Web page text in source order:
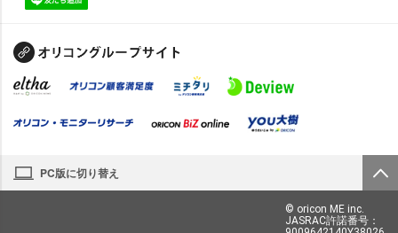
PC版に切り替え
© oricon ME inc.
JASRAC許諾番号：